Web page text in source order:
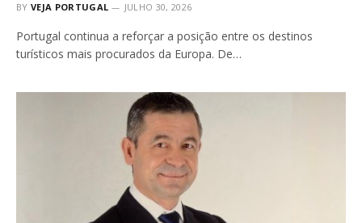
BY VEJA PORTUGAL JULHO 30, 2026
Portugal continua a reforçar a posição entre os destinos
turísticos mais procurados da Europa. De…